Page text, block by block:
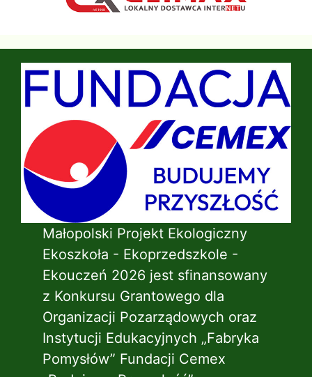
Małopolski Projekt Ekologiczny
Ekoszkoła - Ekoprzedszkole -
Ekouczeń 2026 jest sfinansowany
z Konkursu Grantowego dla
Organizacji Pozarządowych oraz
Instytucji Edukacyjnych „Fabryka
Pomysłów” Fundacji Cemex